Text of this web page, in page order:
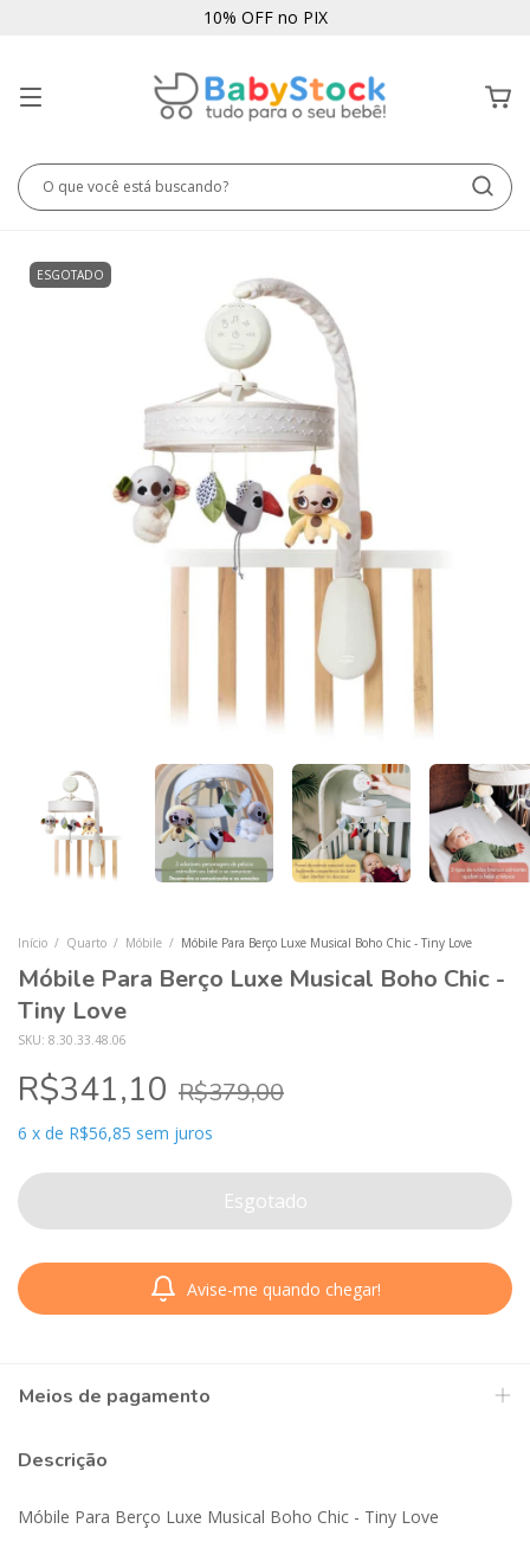
10% OFF no PIX
ESGOTADO
Início / Quarto / Móbile / Móbile Para Berço Luxe Musical Boho Chic - Tiny Love
Móbile Para Berço Luxe Musical Boho Chic -
Tiny Love
SKU: 8.30.33.48.06
R$341,10 R$379,00
6 x de R$56,85 sem juros
Avise-me quando chegar!
Meios de pagamento
Descrição
Móbile Para Berço Luxe Musical Boho Chic - Tiny Love